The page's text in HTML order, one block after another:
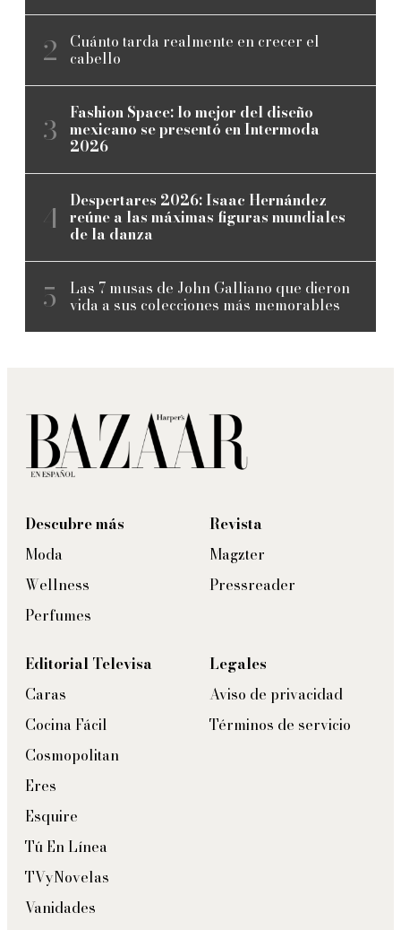
Cuánto tarda realmente en crecer el
cabello
Fashion Space: lo mejor del diseño
mexicano se presentó en Intermoda
2026
Despertares 2026: Isaac Hernández
reúne a las máximas figuras mundiales
de la danza
Las 7 musas de John Galliano que dieron
vida a sus colecciones más memorables
Descubre más
Moda
Wellness
Perfumes
Revista
Magzter
Pressreader
Editorial Televisa
Caras
Cocina Fácil
Cosmopolitan
Eres
Esquire
Tú En Línea
TVyNovelas
Vanidades
Legales
Aviso de privacidad
Términos de servicio